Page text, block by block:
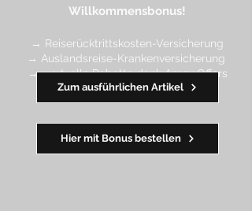
Willkommensbonus!
→ Reiserücktrittskosten-Versicherung
→ Auslandsreise-Krankenversicherung
→ wertvolle Rabatte dank Amex Offers
━━━━━━━
Hier mit Bonus bestellen
Zum ausführlichen Artikel